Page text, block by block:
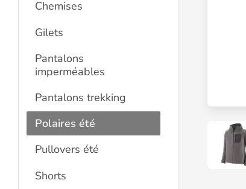
Chemises
Gilets
Pantalons
imperméables
Pantalons trekking
Polaires été
Pullovers été
Shorts